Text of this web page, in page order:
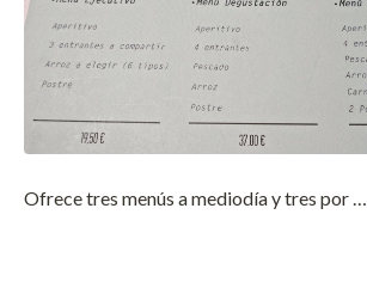
Ofrece tres menús a mediodía y tres por …